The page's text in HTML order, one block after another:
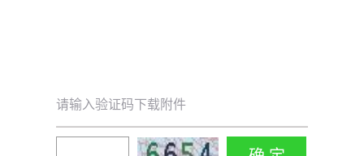
请输入验证码下载附件